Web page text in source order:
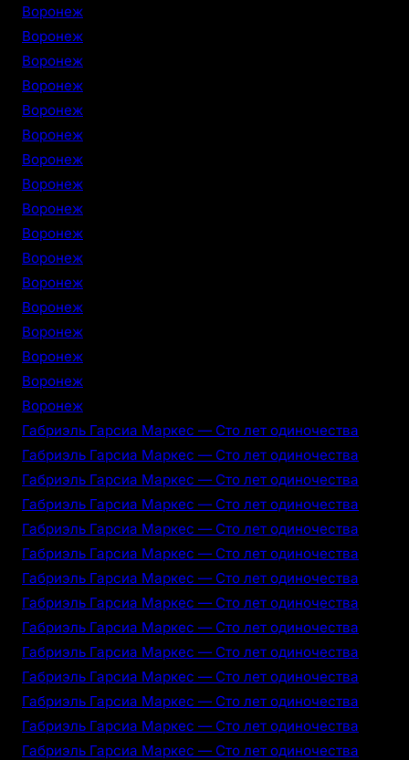
Воронеж
Воронеж
Воронеж
Воронеж
Воронеж
Воронеж
Воронеж
Воронеж
Воронеж
Воронеж
Воронеж
Воронеж
Воронеж
Воронеж
Воронеж
Воронеж
Воронеж
Габриэль Гарсиа Маркес — Сто лет одиночества
Габриэль Гарсиа Маркес — Сто лет одиночества
Габриэль Гарсиа Маркес — Сто лет одиночества
Габриэль Гарсиа Маркес — Сто лет одиночества
Габриэль Гарсиа Маркес — Сто лет одиночества
Габриэль Гарсиа Маркес — Сто лет одиночества
Габриэль Гарсиа Маркес — Сто лет одиночества
Габриэль Гарсиа Маркес — Сто лет одиночества
Габриэль Гарсиа Маркес — Сто лет одиночества
Габриэль Гарсиа Маркес — Сто лет одиночества
Габриэль Гарсиа Маркес — Сто лет одиночества
Габриэль Гарсиа Маркес — Сто лет одиночества
Габриэль Гарсиа Маркес — Сто лет одиночества
Габриэль Гарсиа Маркес — Сто лет одиночества